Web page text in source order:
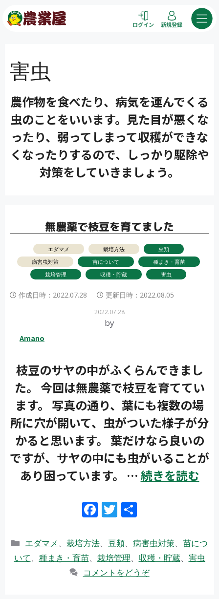
ン
ログイン 新規登録
害虫
農作物を食べたり、病気を運んでくる
虫のことをいいます。見た目が悪くな
ったり、弱ってしまって収穫ができな
くなったりするので、しっかり駆除や
対策をしていきましょう。
無農薬で枝豆を育てました
エダマメ 栽培方法
豆類
病害虫対策
苗について
種まき・育苗
栽培管理
収穫・貯蔵 害虫
作成日時： 2022.07.28 更新日時： 2022.08.05
2022.07.28
by
Amano
枝豆のサヤの中がふくらんできまし
た。 今回は無農薬で枝豆を育ててい
ます。 写真の通り、葉にも複数の場
所に穴が開いて、虫がついた様子が分
かると思います。 葉だけなら良いの
ですが、サヤの中にも虫がいることが
あり困っています。 … 続きを読む
F
e
b
o
T
itt
er
カ
テ
エダマメ 、 栽培方法、 豆類、 病害虫対策、 苗につ
いて、 種まき・育苗、 栽培管理、 収穫・貯蔵、 害虫
コメントをどうぞ